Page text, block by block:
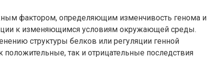
фактором, определяющим изменчивость генома и
к изменяющимся условиям окружающей среды.
структуры белков или регуляции генной
положительные, так и отрицательные последствия